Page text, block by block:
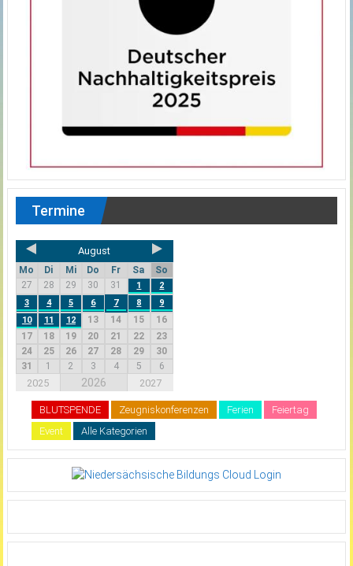
Termine
August
Mo Di Mi Do Fr Sa
So
27
28 29 30 31 1
2
3
4 5 6 7 8
9
10
11 12 13 14 15
16
17
18 19 20 21 22
23
24
25 26 27 28 29
30
31
1 2 3 4 5 6
2025 2026 2027
BLUTSPENDE Zeugniskonferenzen Ferien
Feiertag
Event
Alle Kategorien